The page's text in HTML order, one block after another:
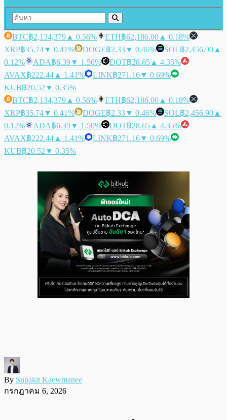
BTC฿2,134,379 ▲ 0.56% ETH฿62,186.00 ▲ 0.18%
XRP฿35.74▼ 0.41% DOGE฿2.33▼ 0.46% SOL฿2,456.90 ▲
0.12%
ADA฿6.39▼ 1.50% DOT฿28.65 ▲ 4.35%
AVAX฿222.44 ▲ 1.41% LINK฿271.16▼ 0.69%
KUB฿20.52 ▼ 0.35%
BTC฿2,134,379 ▲ 0.56% ETH฿62,186.00 ▲ 0.18%
XRP฿35.74▼ 0.41% DOGE฿2.33▼ 0.46% SOL฿2,456.90 ▲
0.12%
ADA฿6.39▼ 1.50% DOT฿28.65 ▲ 4.35%
AVAX฿222.44 ▲ 1.41% LINK฿271.16▼ 0.69%
KUB฿20.52 ▼ 0.35%
By Supakit Kaewmanee
กรกฎาคม 6, 2026